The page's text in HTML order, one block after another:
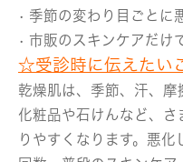
• 季節の変わり目ごとに
• 市販のスキンケアだけ
☆受診時に伝えたい
乾燥肌は、季節、汗、摩
化粧品や石けんなど、
りやすくなります。悪